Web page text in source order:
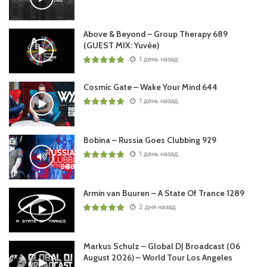
Пользовательская оценка:
Above & Beyond – Group Therapy 689
(GUEST MIX: Yuvèe)
1 день назад
Cosmic Gate – Wake Your Mind 644
1 день назад
Bobina – Russia Goes Clubbing 929
1 день назад
Armin van Buuren – A State Of Trance 1289
2 дня назад
Markus Schulz – Global DJ Broadcast (06
August 2026) – World Tour Los Angeles